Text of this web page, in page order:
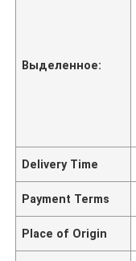
Выделенное:
Delivery Time
Payment Terms
Place of Origin